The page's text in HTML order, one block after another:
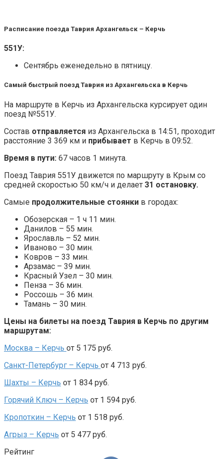
Расписание поезда Таврия Архангельск – Керчь
551У:
Сентябрь еженедельно в пятницу.
Самый быстрый поезд Таврия из Архангельска в Керчь
На маршруте в Керчь из Архангельска курсирует один
поезд №551У.
Состав отправляется из Архангельска в 14:51, проходит
расстояние 3 369 км и прибывает в Керчь в 09:52.
Время в пути: 67 часов 1 минута.
Поезд Таврия 551У движется по маршруту в Крым со
средней скоростью 50 км/ч и делает 31 остановку.
Самые продолжительные стоянки в городах:
Обозерская – 1 ч 11 мин.
Данилов – 55 мин.
Ярославль – 52 мин.
Иваново – 30 мин.
Ковров – 33 мин.
Арзамас – 39 мин.
Красный Узел – 30 мин.
Пенза – 36 мин.
Россошь – 36 мин.
Тамань – 30 мин.
Цены на билеты на поезд Таврия в Керчь по другим
маршрутам:
Москва – Керчь от 5 175 руб.
Санкт-Петербург – Керчь от 4 713 руб.
Шахты – Керчь от 1 834 руб.
Горячий Ключ – Керчь от 1 594 руб.
Кропоткин – Керчь от 1 518 руб.
Агрыз – Керчь от 5 477 руб.
Рейтинг